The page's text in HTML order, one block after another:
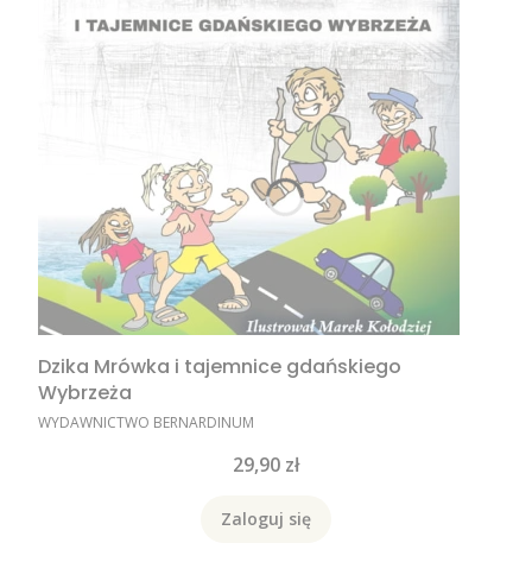
Dzika Mrówka i tajemnice gdańskiego
Wybrzeża
PRODUCENT
WYDAWNICTWO BERNARDINUM
Cena
29,90 zł
Zaloguj się